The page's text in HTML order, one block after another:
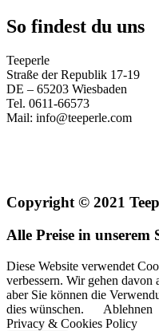
So findest du uns
Teeperle
Straße der Republik 17-19
DE – 65203 Wiesbaden
Tel. 0611-66573
Mail: info@teeperle.com
Copyright © 2021
Alle Preise in unserem
Diese Website verwendet
verbessern. Wir gehen davon
aber Sie können die
dies wünschen.
Ablehnen
Privacy & Cookies Policy